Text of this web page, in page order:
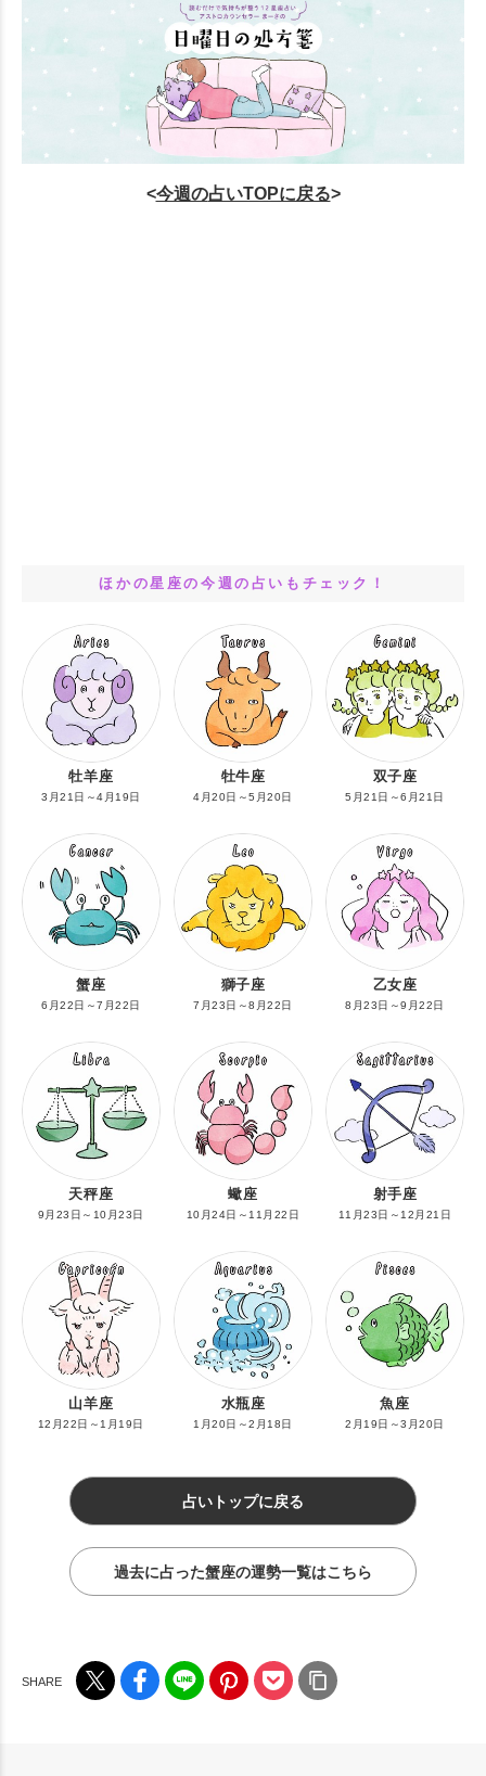
<今週の占いTOPに戻る>
ほかの星座の今週の占いもチェック！
牡羊座
3月21日～4月19日
牡牛座
4月20日～5月20日
双子座
5月21日～6月21日
蟹座
6月22日～7月22日
獅子座
7月23日～8月22日
乙女座
8月23日～9月22日
天秤座
9月23日～10月23日
蠍座
10月24日～11月22日
射手座
11月23日～12月21日
山羊座
12月22日～1月19日
水瓶座
1月20日～2月18日
魚座
2月19日～3月20日
占いトップに戻る
過去に占った蟹座の運勢一覧はこちら